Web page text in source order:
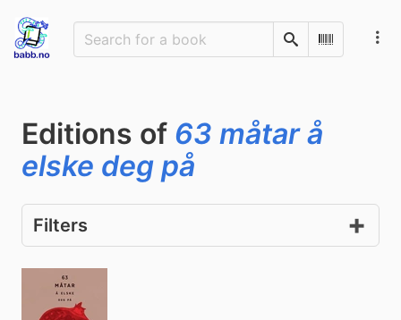
SearchScan
Editions of 63 måtar å
elske deg på
Filters